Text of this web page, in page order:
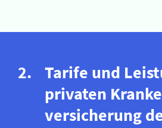
Tarife und
privaten
versicherung